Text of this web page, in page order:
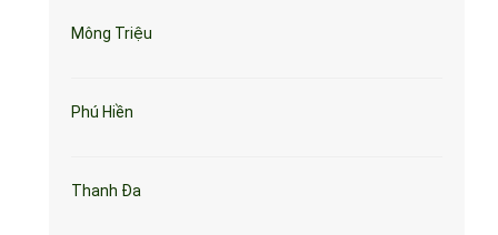
Mông Triệu
Phú Hiền
Thanh Đa